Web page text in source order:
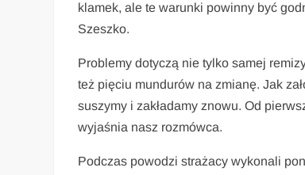
klamek, ale te warunki powinny być
Szeszko.
Problemy dotyczą nie tylko samej
też pięciu mundurów na zmianę. Jak
suszymy i zakładamy znowu. Od
wyjaśnia nasz rozmówca.
Podczas powodzi strażacy wykonali